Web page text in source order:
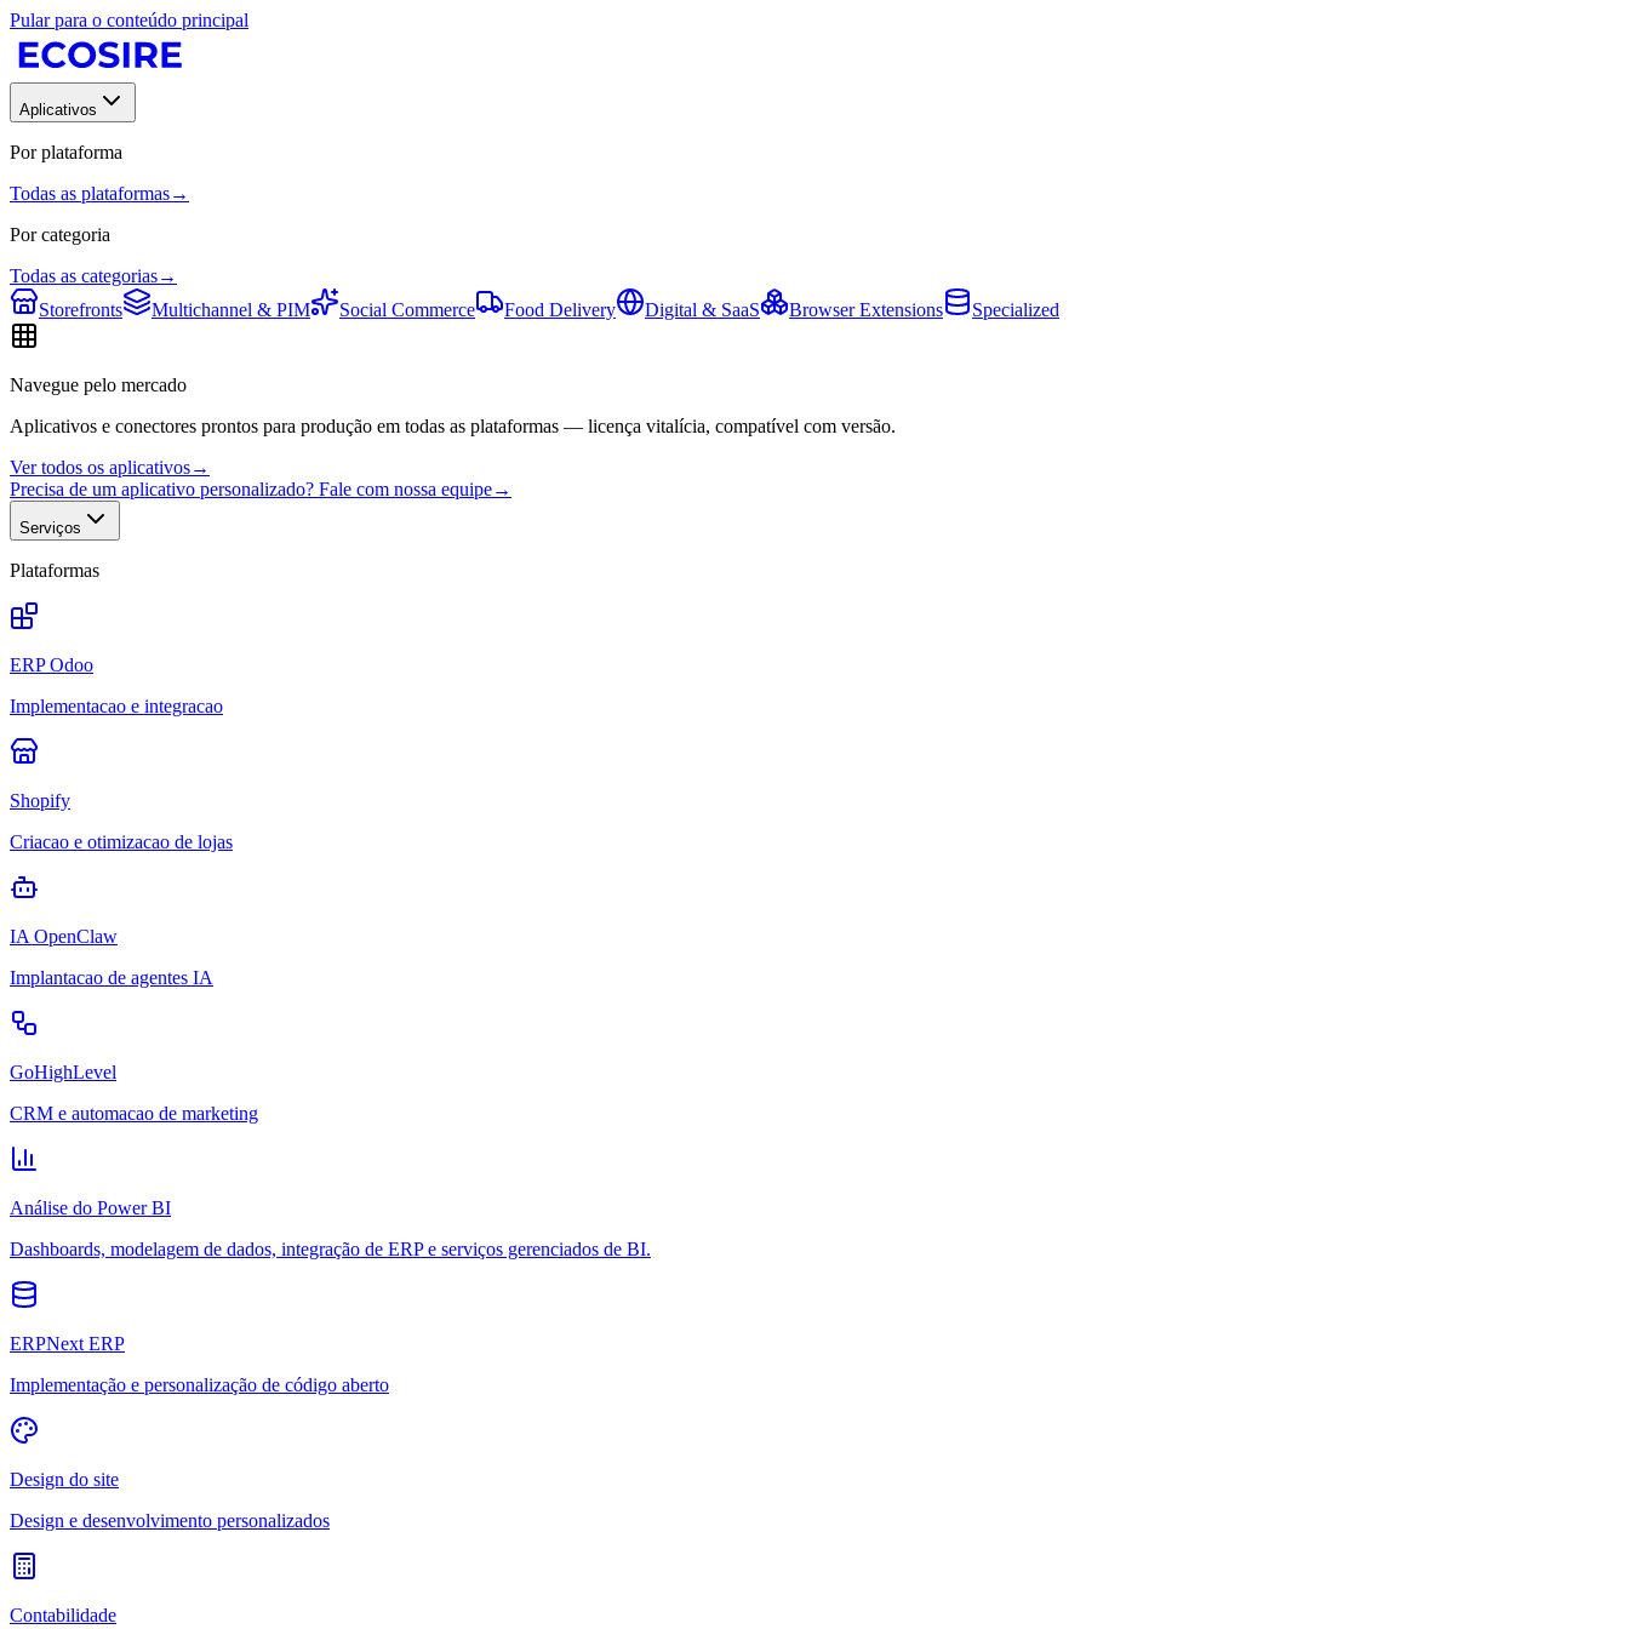
Pular para o conteúdo principal
Aplicativos
Por plataforma
Todas as plataformas→
Por categoria
Todas as categorias→
Storefronts
Multichannel & PIM Social Commerce Food Delivery Digital & SaaS Browser Extensions Specialized
Navegue pelo mercado
Aplicativos e conectores prontos para produção em todas as plataformas — licença vitalícia, compatível com versão.
Ver todos os aplicativos→
Precisa de um aplicativo personalizado? Fale com nossa equipe→
Serviços
Plataformas
ERP Odoo
Implementacao e integracao
Shopify
Criacao e otimizacao de lojas
IA OpenClaw
Implantacao de agentes IA
GoHighLevel
CRM e automacao de marketing
Análise do Power BI
Dashboards, modelagem de dados, integração de ERP e serviços gerenciados de BI.
ERPNext ERP
Implementação e personalização de código aberto
Design do site
Design e desenvolvimento personalizados
Contabilidade